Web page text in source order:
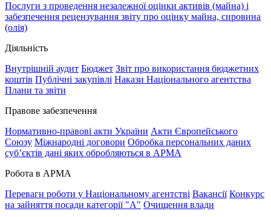
Послуги з проведення незалежної оцінки активів (майна) і
забезпечення рецензування звіту про оцінку майна, сировина
(олія)
Діяльність
Внутрішній аудит Бюджет Звіт про використання бюджетних
коштів Публічні закупівлі Накази Національного агентства
Плани та звіти
Правове забезпечення
Нормативно-правові акти України Акти Європейського
Союзу Міжнародні договори Обробка персональних даних
субʼєктів дані яких обробляються в АРМА
Робота в АРМА
Переваги роботи у Національному агентстві Вакансії Конкурс
на зайняття посади категорії "А" Очищення влади